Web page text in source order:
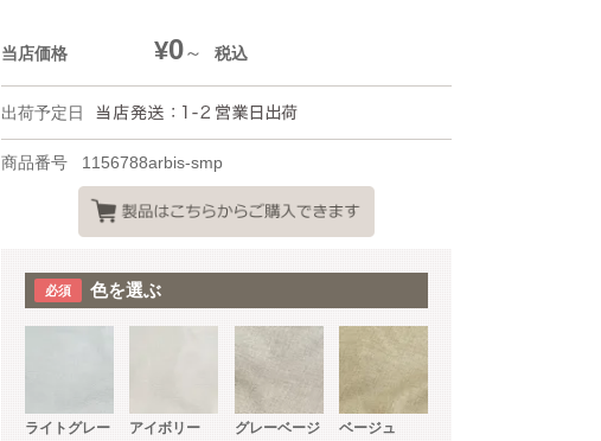
当店価格 ¥0 税込
出荷予定日
商品番号 1156788arbis-smp
色を選ぶ
ライトグレー アイボリー
グレーベージ
ベージュ